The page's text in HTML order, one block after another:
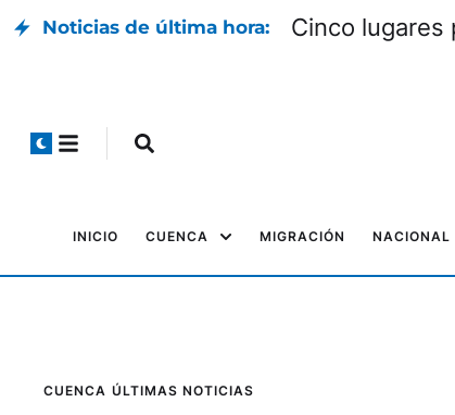
Noticias de última hora: Cinco lugares
INICIO CUENCA MIGRACIÓN NACIONAL
CUENCA ÚLTIMAS NOTICIAS